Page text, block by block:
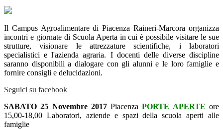
Il Campus Agroalimentare di Piacenza Raineri-Marcora organizza
incontri e giornate di Scuola Aperta in cui è possibile visitare le sue
strutture, visionare le attrezzature scientifiche, i laboratori
specialistici e l'azienda agraria. I docenti delle diverse discipline
saranno disponibili a dialogare con gli alunni e le loro famiglie e
fornire consigli e delucidazioni.
Seguici su facebook
SABATO 25 Novembre 2017PiacenzaPORTE APERTE ore
15,00-18,00 Laboratori, aziende e spazi della scuola aperti alle
famiglie